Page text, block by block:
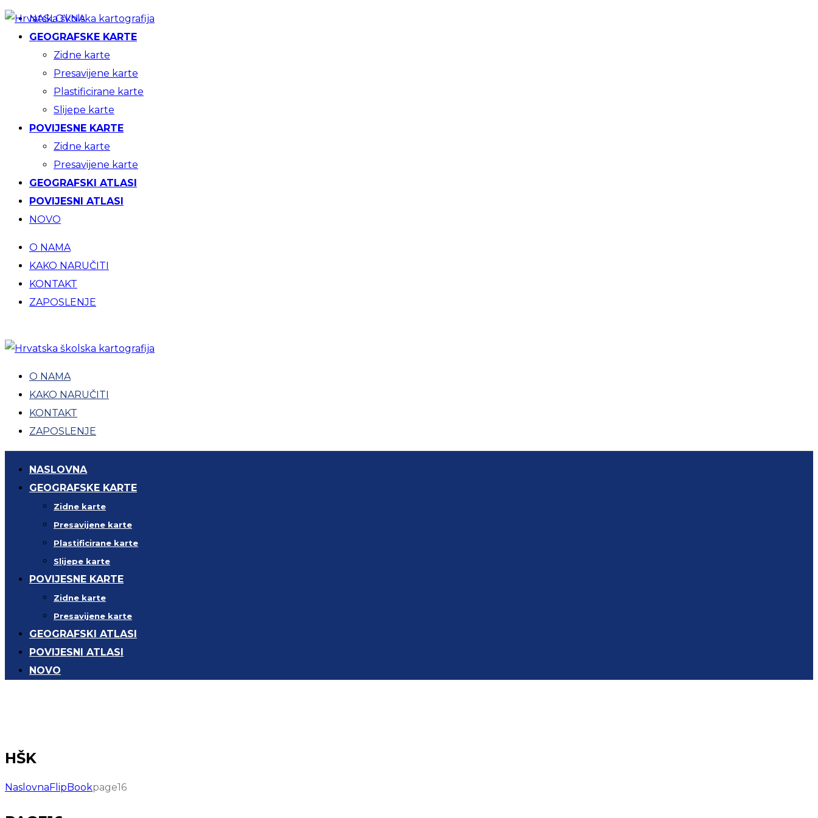
NASLOVNA
GEOGRAFSKE KARTE
Zidne karte
Presavijene karte
Plastificirane karte
Slijepe karte
POVIJESNE KARTE
Zidne karte
Presavijene karte
GEOGRAFSKI ATLASI
POVIJESNI ATLASI
NOVO
O NAMA
KAKO NARUČITI
KONTAKT
ZAPOSLENJE
O NAMA
KAKO NARUČITI
KONTAKT
ZAPOSLENJE
NASLOVNA
GEOGRAFSKE KARTE
Zidne karte
Presavijene karte
Plastificirane karte
Slijepe karte
POVIJESNE KARTE
Zidne karte
Presavijene karte
GEOGRAFSKI ATLASI
POVIJESNI ATLASI
NOVO
HŠK
Naslovna FlipBookpage16